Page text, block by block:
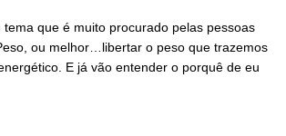
que é muito procurado pelas pessoas
ou melhor…libertar o peso que trazemos
E já vão entender o porquê de eu